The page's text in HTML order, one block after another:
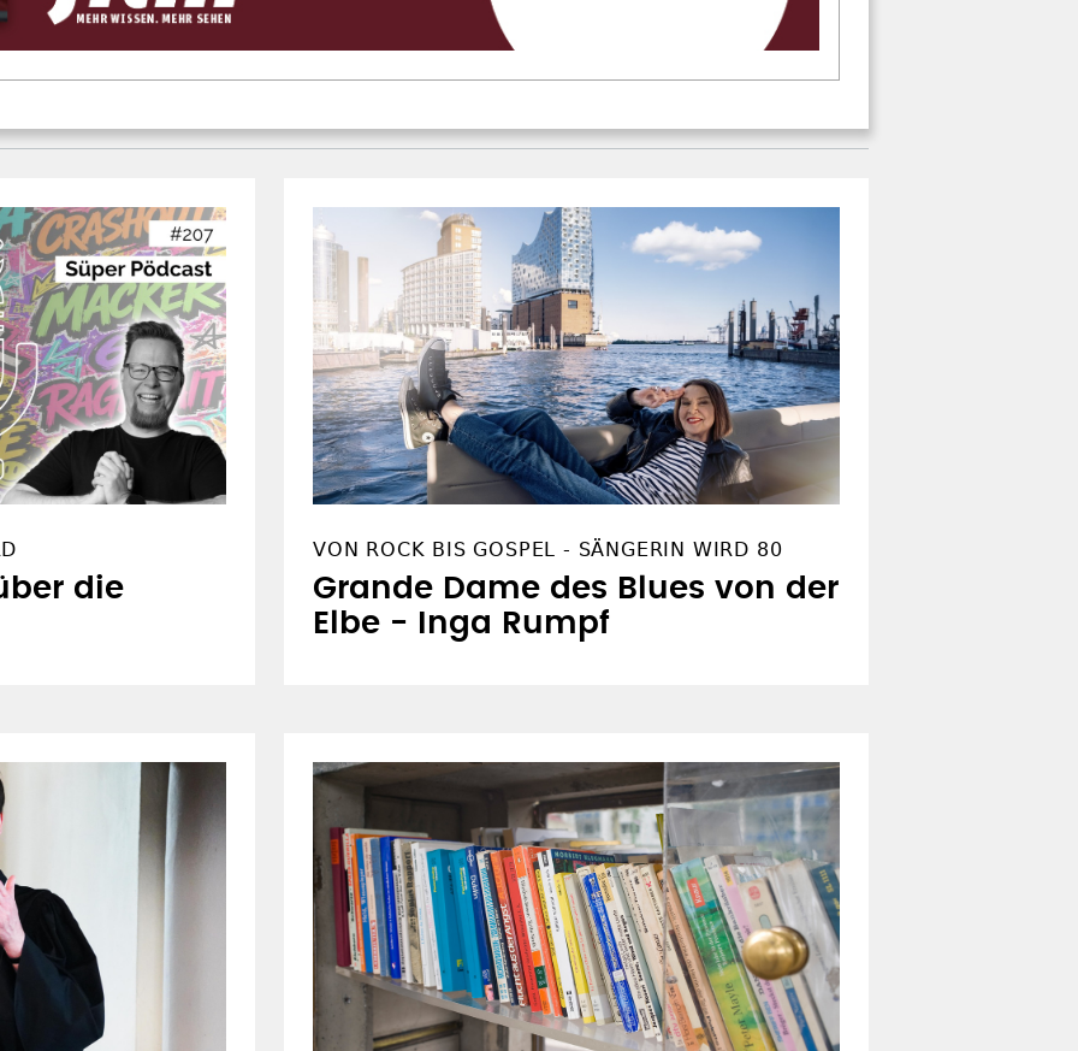
die
VON ROCK BIS GOSPEL - SÄNGERIN WIRD 80
Grande Dame des Blues von der
Elbe - Inga Rumpf